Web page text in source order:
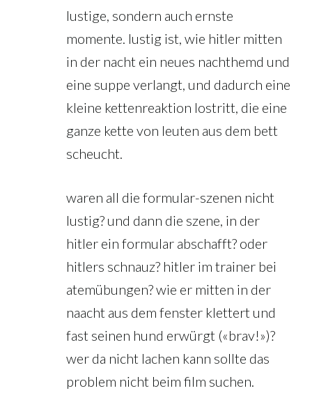
lustige, sondern auch ernste
momente. lustig ist, wie hitler mitten
in der nacht ein neues nachthemd und
eine suppe verlangt, und dadurch eine
kleine kettenreaktion lostritt, die eine
ganze kette von leuten aus dem bett
scheucht.
waren all die formular-szenen nicht
lustig? und dann die szene, in der
hitler ein formular abschafft? oder
hitlers schnauz? hitler im trainer bei
atemübungen? wie er mitten in der
naacht aus dem fenster klettert und
fast seinen hund erwürgt («brav!»)?
wer da nicht lachen kann sollte das
problem nicht beim film suchen.